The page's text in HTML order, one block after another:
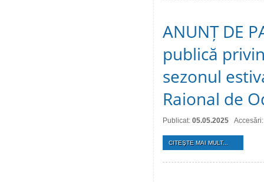
ANUNȚ DE
publică
sezonul
Raional de
Publicat: 05.05.2025
CITEŞTE MAI MULT...